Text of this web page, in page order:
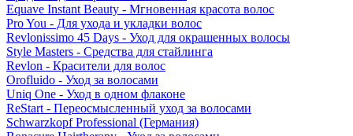
Equave Instant Beauty - Мгновенная красота волос
Pro You - Для ухода и укладки волос
Revlonissimo 45 Days - Уход для окрашенных волосы
Style Masters - Средства для стайлинга
Revlon - Красители для волос
Orofluido - Уход за волосами
Uniq One - Уход в одном флаконе
ReStart - Переосмысленный уход за волосами
Schwarzkopf Professional (Германия)